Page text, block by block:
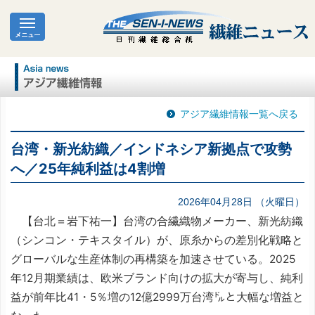
アジア繊維情報一覧へ戻る
台湾・新光紡織／インドネシア新拠点で攻勢
へ／25年純利益は4割増
2026年04月28日 （火曜日）
【台北＝岩下祐一】台湾の合繊織物メーカー、新光紡織
（シンコン・テキスタイル）が、原糸からの差別化戦略と
グローバルな生産体制の再構築を加速させている。2025
年12月期業績は、欧米ブランド向けの拡大が寄与し、純利
益が前年比41・5％増の12億2999万台湾㌦と大幅な増益と